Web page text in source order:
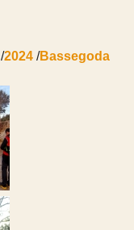
/2024 /Bassegoda